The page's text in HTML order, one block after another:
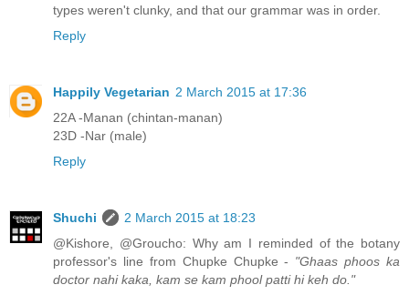
types weren't clunky, and that our grammar was in order.
Reply
Happily Vegetarian 2 March 2015 at 17:36
22A -Manan (chintan-manan)
23D -Nar (male)
Reply
Shuchi
2 March 2015 at 18:23
@Kishore, @Groucho: Why am I reminded of the botany
professor's line from Chupke Chupke - "Ghaas phoos ka
doctor nahi kaka, kam se kam phool patti hi keh do."